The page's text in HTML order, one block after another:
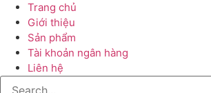
Trang chủ
Giới thiệu
Sản phẩm
Tài khoản ngân hàng
Liên hệ